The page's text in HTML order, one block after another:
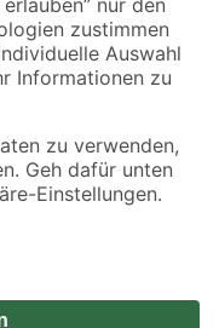
Angebote sind unter
Verfügbarkeiten beziehen
mit Speditionsversand, hier